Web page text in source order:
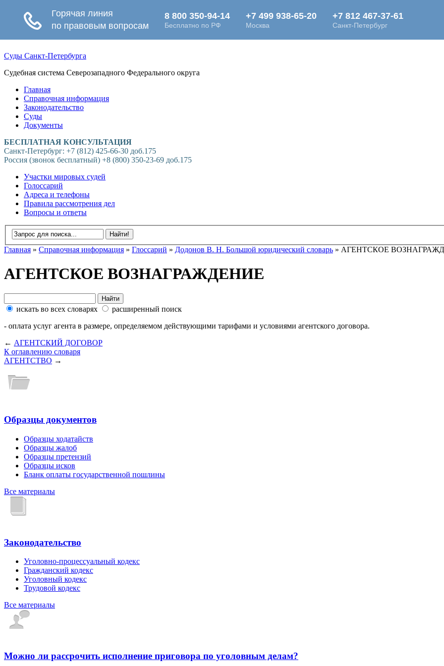
Суды Санкт-Петербурга
Судебная система Северозападного Федерального округа
Главная
Справочная информация
Законодательство
Суды
Документы
БЕСПЛАТНАЯ КОНСУЛЬТАЦИЯ
Санкт-Петербург: +7 (812) 425-66-30 доб.175
Россия (звонок бесплатный) +8 (800) 350-23-69 доб.175
Участки мировых судей
Голоссарий
Адреса и телефоны
Правила рассмотрения дел
Вопросы и ответы
Главная » Справочная информация » Глоссарий » Додонов В. Н. Большой юридический словарь » АГЕНТСКОЕ
АГЕНТСКОЕ ВОЗНАГРАЖДЕНИЕ
искать во всех словарях
расширенный поиск
- оплата услуг агента в размере, определяемом действующими тарифами и условиями агентского договора.
← АГЕНТСКИЙ ДОГОВОР
К оглавлению словаря
АГЕНТСТВО →
Образцы документов
Образцы ходатайств
Образцы жалоб
Образцы претензий
Образцы исков
Бланк оплаты государственной пошлины
Все материалы
Законодательство
Уголовно-процессуальный кодекс
Гражданский кодекс
Уголовный кодекс
Трудовой кодекс
Все материалы
Можно ли рассрочить исполнение приговора по уголовным делам?